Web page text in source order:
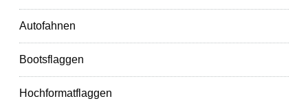
Autofahnen
Bootsflaggen
Hochformatflaggen